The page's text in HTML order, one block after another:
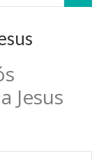
Jesus